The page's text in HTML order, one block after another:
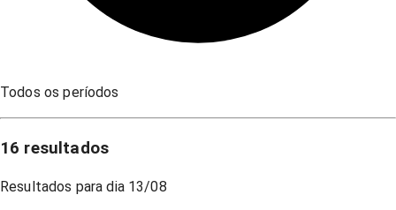
Todos os períodos
16 resultados
Resultados para dia 13/08